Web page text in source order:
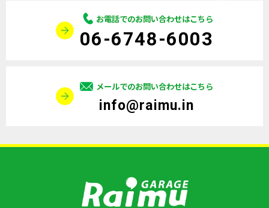
お電話でのお問い合わせはこちら
06-6748-6003
メールでのお問い合わせはこちら
info@raimu.in